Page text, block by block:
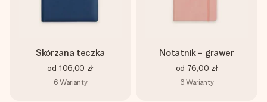
Skórzana teczka
od 106,00 zł
6 Warianty
Notatnik - grawer
od 76,00 zł
6 Warianty